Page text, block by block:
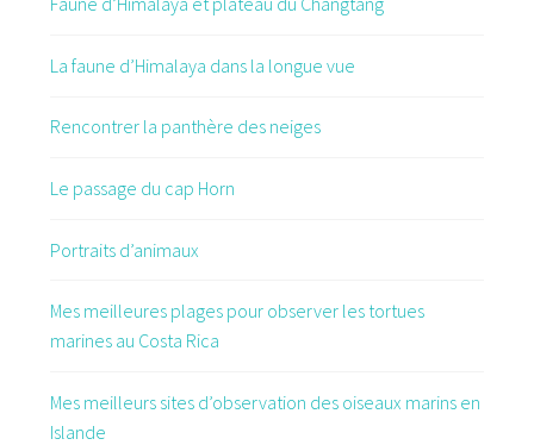
La faune d’Himalaya dans la longue vue
Rencontrer la panthère des neiges
Le passage du cap Horn
Portraits d’animaux
Mes meilleures plages pour observer les tortues
marines au Costa Rica
Mes meilleurs sites d’observation des oiseaux marins en
Islande